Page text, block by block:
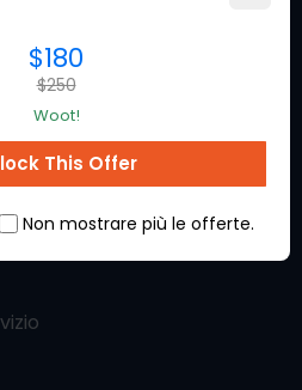
di spedizione
$180
$250
Woot!
This Offer
Non mostrare più le offerte.